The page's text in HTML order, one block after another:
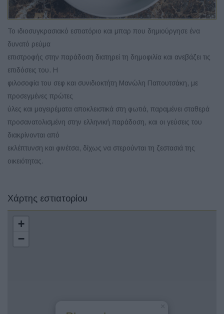
Το ιδιοσυγκρασιακό εστιατόριο και μπαρ που δημιούργησε ένα
δυνατό ρεύμα
επιστροφής στην παράδοση διατηρεί τη δημοφιλία και ανεβάζει τις
επιδόσεις του. Η
φιλοσοφία του σεφ και συνιδιοκτήτη Μανώλη Παπουτσάκη, με
προσεγμένες πρώτες
ύλες και μαγειρέματα αποκλειστικά στη φωτιά, παραμένει σταθερά
προσανατολισμένη στην ελληνική παράδοση, και οι γεύσεις του
διακρίνονται από
εκλέπτυνση και φινέτσα, δίχως να στερούνται τη ζεστασιά της
οικειότητας.
Χάρτης εστιατορίου
+
−